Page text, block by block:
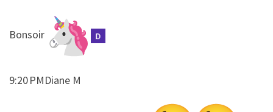
​​Bonsoir
9:20 PMDiane M